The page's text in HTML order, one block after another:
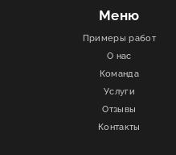
КОНТАКТЫМеню
Примеры работ
О нас
Команда
Услуги
Отзывы
Контакты